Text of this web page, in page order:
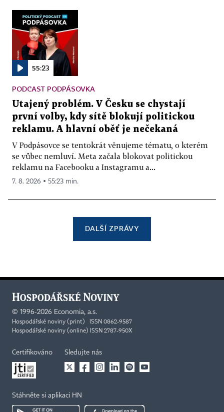
55:23
PODCAST PODPÁSOVKA
Utajený problém. V Česku se chystají
první volby, kdy sítě blokují politickou
reklamu. A hlavní oběť je nečekaná
V Podpásovce se tentokrát věnujeme tématu, o kterém
se vůbec nemluví. Meta začala blokovat politickou
reklamu na Facebooku a Instagramu a...
7. 8. 2026 ▪ 55:23 min.
DALŠÍ ZPRÁVY
© 1996-2026 Economia, a.s.
Hospodářské noviny (print) ISSN 0862-9587
Hospodářské noviny (online) ISSN 2787-950X
Certifikováno Sledujte nás
Stáhněte si aplikaci HN